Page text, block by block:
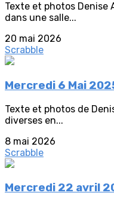
Texte et photos Denise
dans une salle...
20 mai 2026
Scrabble
Mercredi 6 Mai
Texte et photos de
diverses en...
8 mai 2026
Scrabble
Mercredi 22 avril